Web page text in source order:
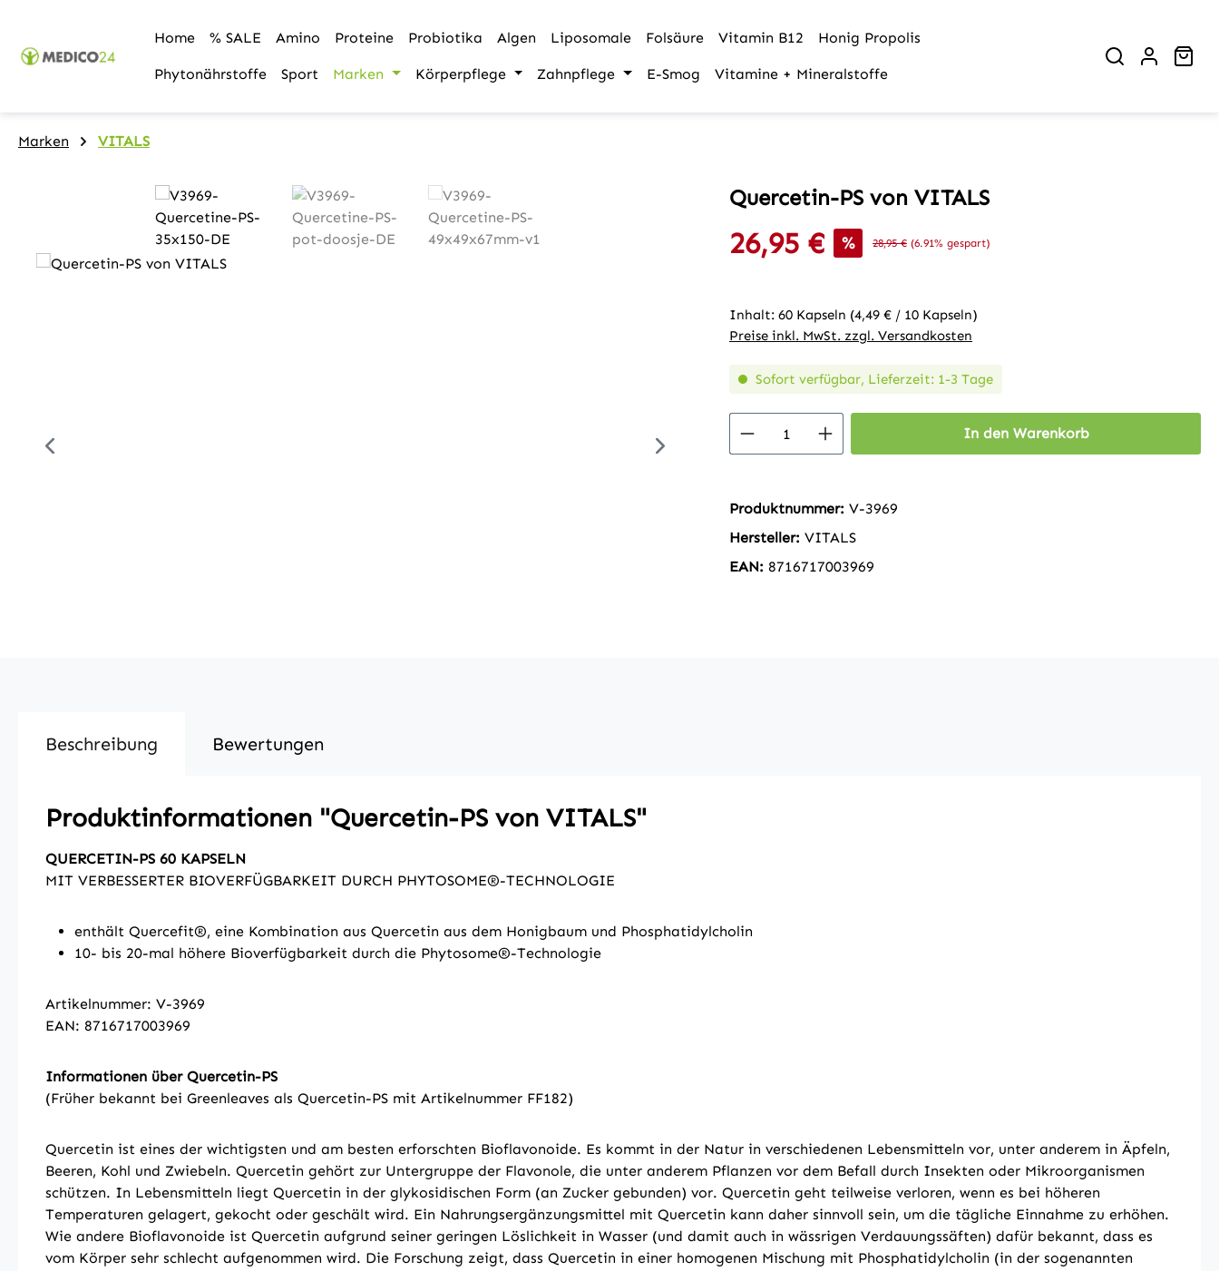
Home
% SALE Amino Proteine Probiotika Algen Liposomale Folsäure Vitamin B12 Honig Propolis
Phytonährstoffe Sport Marken Körperpflege Zahnpflege E-Smog Vitamine + Mineralstoffe
Marken VITALS
Bildergalerie überspringen Quercetin-PS von VITALS
Verkaufspreis:
26,95 € % Regulärer Preis:
28,95 € (6.91% gespart)
Inhalt: 60 Kapseln (4,49 € / 10 Kapseln)
Preise inkl. MwSt. zzgl. Versandkosten
Sofort verfügbar, Lieferzeit: 1-3 Tage
Produkt Anzahl: Gib den gewünschten Wert
In den Warenkorb
Produktnummer: V-3969
Hersteller: VITALS
EAN: 8716717003969
Beschreibung Bewertungen
Produktinformationen "Quercetin-PS von VITALS"
QUERCETIN-PS 60 KAPSELN
MIT VERBESSERTER BIOVERFÜGBARKEIT DURCH PHYTOSOME®-TECHNOLOGIE
enthält Quercefit®, eine Kombination aus Quercetin aus dem Honigbaum und Phosphatidylcholin
10- bis 20-mal höhere Bioverfügbarkeit durch die Phytosome®-Technologie
Artikelnummer: V-3969
EAN: 8716717003969
Informationen über Quercetin-PS
(Früher bekannt bei Greenleaves als Quercetin-PS mit Artikelnummer FF182)
Quercetin ist eines der wichtigsten und am besten erforschten Bioflavonoide. Es kommt in der Natur in verschiedenen Lebensmitteln vor, unter anderem in Äpfeln,
Beeren, Kohl und Zwiebeln. Quercetin gehört zur Untergruppe der Flavonole, die unter anderem Pflanzen vor dem Befall durch Insekten oder Mikroorganismen
schützen. In Lebensmitteln liegt Quercetin in der glykosidischen Form (an Zucker gebunden) vor. Quercetin geht teilweise verloren, wenn es bei höheren
Temperaturen gelagert, gekocht oder geschält wird. Ein Nahrungsergänzungsmittel mit Quercetin kann daher sinnvoll sein, um die tägliche Einnahme zu erhöhen.
Wie andere Bioflavonoide ist Quercetin aufgrund seiner geringen Löslichkeit in Wasser (und damit auch in wässrigen Verdauungssäften) dafür bekannt, dass es
vom Körper sehr schlecht aufgenommen wird. Die Forschung zeigt, dass Quercetin in einer homogenen Mischung mit Phosphatidylcholin (in der sogenannten